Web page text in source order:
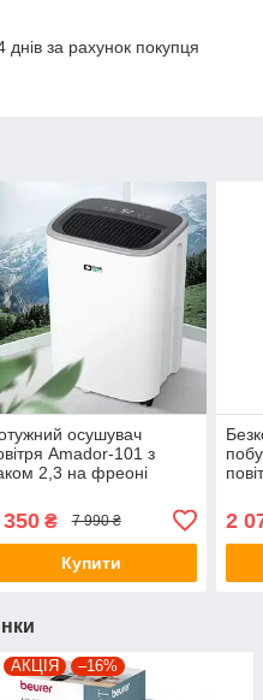
за рахунок покупця
осушувач
Amador-101 з
2,3 на фреоні
12л/день
₴ 7 990 ₴
Купити
2
АКЦІЯ –16%